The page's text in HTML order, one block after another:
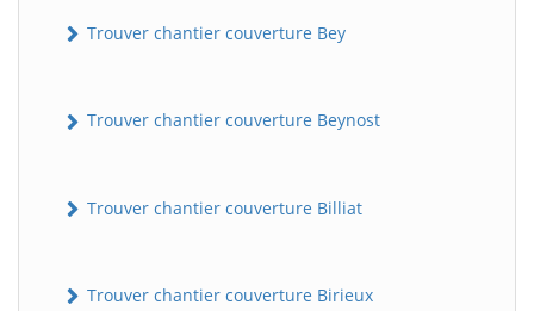
Trouver chantier couverture Bey
Trouver chantier couverture Beynost
Trouver chantier couverture Billiat
Trouver chantier couverture Birieux